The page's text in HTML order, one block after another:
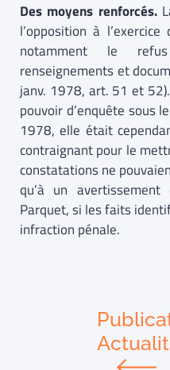
Des moyens renforcés.
l’opposition à
notamment le
renseignements et
janv. 1978, art. 51 et
pouvoir d’enquête sous
1978, elle était
contraignant pour le
constatations ne
qu’à un
Parquet, si les faits
infraction pénale.